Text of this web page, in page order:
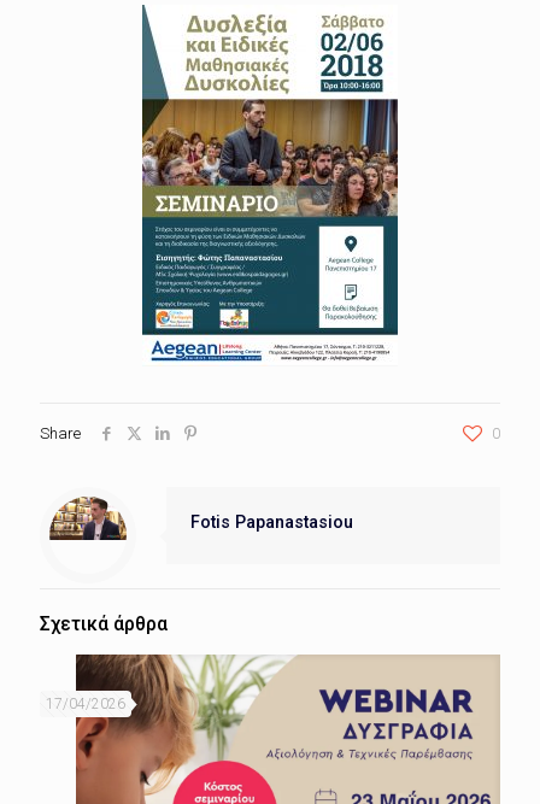
Share 0
Fotis Papanastasiou
Σχετικά άρθρα
17/04/2026